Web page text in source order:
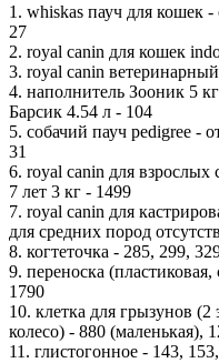
1. whiskas пауч для кошек -
27
2. royal canin для кошек
3. royal canin
4. наполнитель Зооник 5
Барсик 4.54 л - 104
5. собачий пауч pedigree -
31
6. royal canin для взрослых
7 лет 3 кг - 1499
7. royal canin для
для средних пород
8. когтеточка - 285, 299,
9. переноска
1790
10. клетка для грызунов
колесо) - 880 (маленькая),
11. глистогонное - 143,